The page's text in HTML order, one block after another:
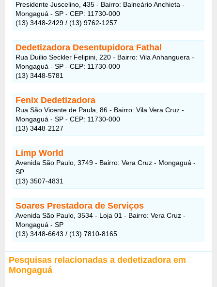
Presidente Juscelino, 435 - Bairro: Balneário Anchieta -
Mongaguá - SP - CEP: 11730-000
(13) 3448-2429 / (13) 9762-1257
Dedetizadora Desentupidora Fathal
Rua Duilio Seckler Felipini, 220 - Bairro: Vila Anhanguera -
Mongaguá - SP - CEP: 11730-000
(13) 3448-5781
Fenix Dedetizadora
Rua São Vicente de Paula, 86 - Bairro: Vila Vera Cruz -
Mongaguá - SP - CEP: 11730-000
(13) 3448-2127
Limp World
Avenida São Paulo, 3749 - Bairro: Vera Cruz - Mongaguá -
SP
(13) 3507-4831
Soares Prestadora de Serviços
Avenida São Paulo, 3534 - Loja 01 - Bairro: Vera Cruz -
Mongaguá - SP
(13) 3448-6643 / (13) 7810-8165
Pesquisas relacionadas a dedetizadora em
Mongaguá